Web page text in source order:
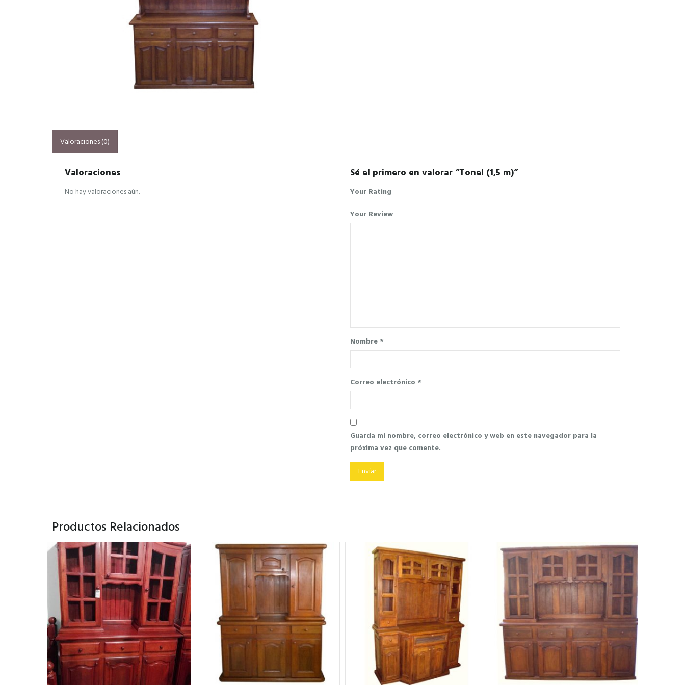
Valoraciones (0)
Valoraciones
No hay valoraciones aún.
Sé el primero en valorar “Tonel (1,5 m)”
Your Rating
Your Review
Nombre*
Correo electrónico *
Guarda mi nombre, correo electrónico y web en este navegador para la
próxima vez que comente.
Productos Relacionados